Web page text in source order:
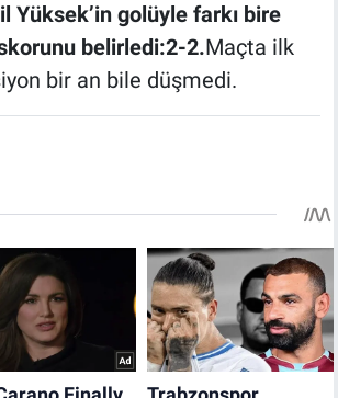
Yüksek’in golüyle farkı bire
belirledi:2-2.Maçta ilk
bir an bile düşmedi.